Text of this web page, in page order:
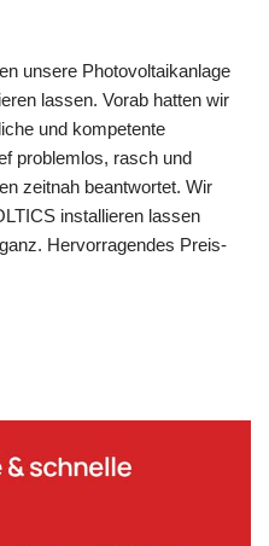
unsere Photovoltaikanlage
lassen. Vorab hatten wir
und kompetente
problemlos, rasch und
zeitnah beantwortet. Wir
installieren lassen
Hervorragendes Preis-